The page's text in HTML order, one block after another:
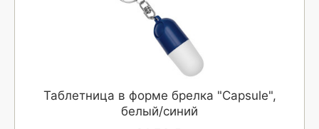
Таблетница в форме брелка "Capsule",
белый/синий